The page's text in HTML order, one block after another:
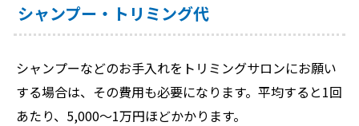
シャンプー・トリミング代
シャンプーなどのお手入れをトリミングサロンにお願い
する場合は、その費用も必要になります。平均すると1回
あたり、5,000～1万円ほどかかります。